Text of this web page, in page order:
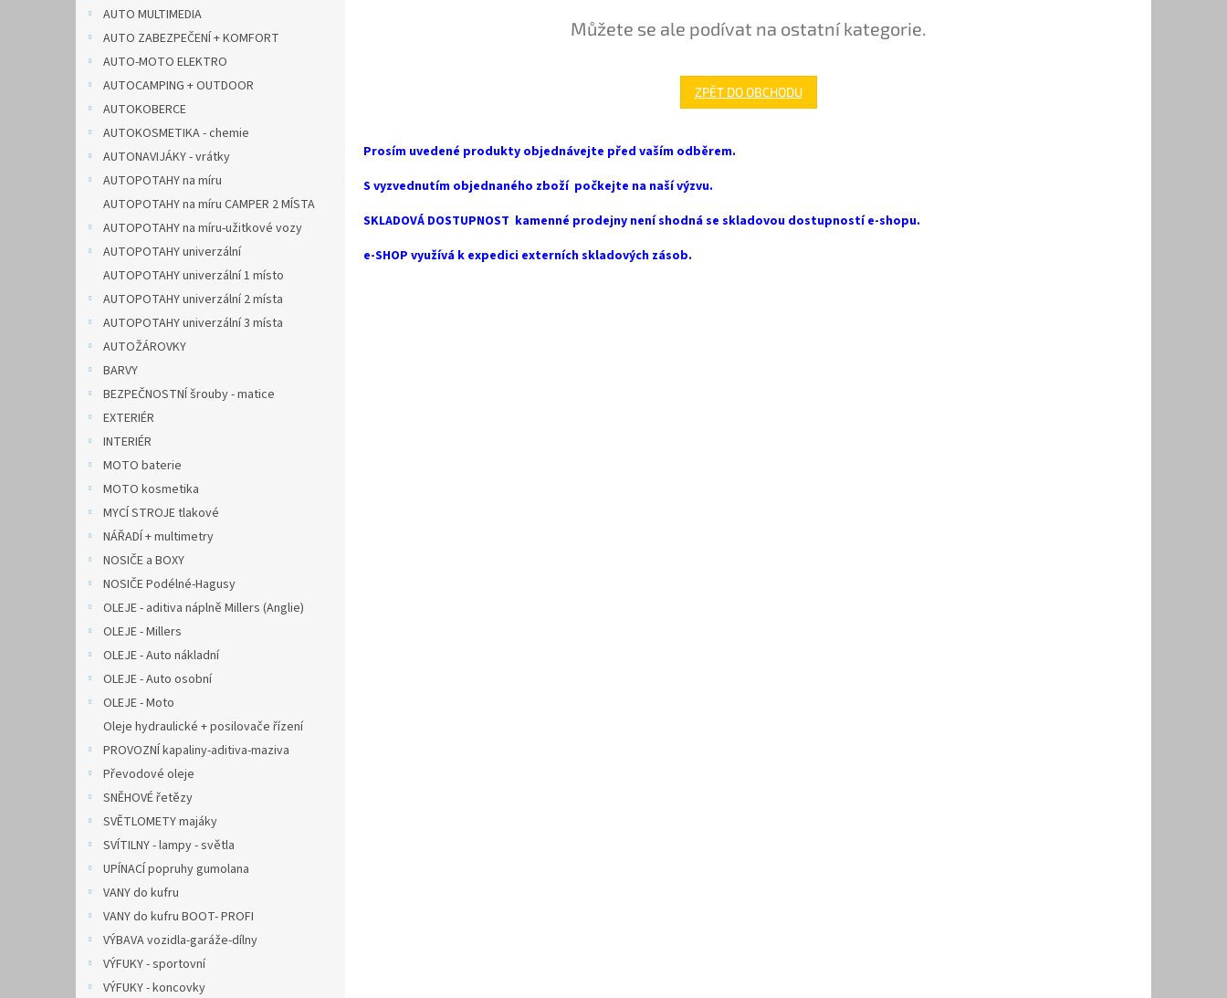
AUTO MULTIMEDIA
AUTO ZABEZPEČENÍ + KOMFORT
AUTO-MOTO ELEKTRO
AUTOCAMPING + OUTDOOR
AUTOKOBERCE
AUTOKOSMETIKA - chemie
AUTONAVIJÁKY - vrátky
AUTOPOTAHY na míru
AUTOPOTAHY na míru CAMPER 2 MÍSTA
AUTOPOTAHY na míru-užitkové vozy
AUTOPOTAHY univerzální
AUTOPOTAHY univerzální 1 místo
AUTOPOTAHY univerzální 2 místa
AUTOPOTAHY univerzální 3 místa
AUTOŽÁROVKY
BARVY
BEZPEČNOSTNÍ šrouby - matice
EXTERIÉR
INTERIÉR
MOTO baterie
MOTO kosmetika
MYCÍ STROJE tlakové
NÁŘADÍ + multimetry
NOSIČE a BOXY
NOSIČE Podélné-Hagusy
OLEJE - aditiva náplně Millers (Anglie)
OLEJE - Millers
OLEJE - Auto nákladní
OLEJE - Auto osobní
OLEJE - Moto
Oleje hydraulické + posilovače řízení
PROVOZNÍ kapaliny-aditiva-maziva
Převodové oleje
SNĚHOVÉ řetězy
SVĚTLOMETY majáky
SVÍTILNY - lampy - světla
UPÍNACÍ popruhy gumolana
VANY do kufru
VANY do kufru BOOT- PROFI
VÝBAVA vozidla-garáže-dílny
VÝFUKY - sportovní
VÝFUKY - koncovky
Můžete se ale podívat na ostatní kategorie.
ZPĚT DO OBCHODU
Prosím uvedené produkty objednávejte před vaším odběrem.
S vyzvednutím objednaného zboží počkejte na naší výzvu.
SKLADOVÁ DOSTUPNOST kamenné prodejny není shodná se skladovou dostupností e-shopu.
e-SHOP využívá k expedici externích skladových zásob.